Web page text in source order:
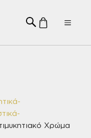
Menu
Χρώμα